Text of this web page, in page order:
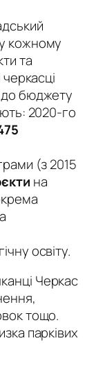
кожному
та
до бюджету
2020-го
(з 2015
на
освіту.
Черкас
тощо.
парківих